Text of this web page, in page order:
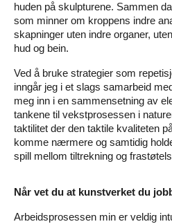
huden på skulpturene. Sammen
som minner om kroppens indre
skapninger uten indre organer,
hud og bein.
Ved å bruke strategier som
inngår jeg i et slags samarbeid
meg inn i en sammensetning av
tankene til vekstprosessen i
taktilitet der den taktile kvaliteten
komme nærmere og samtidig
spill mellom tiltrekning og
Når vet du at kunstverket du
Arbeidsprosessen min er veldig